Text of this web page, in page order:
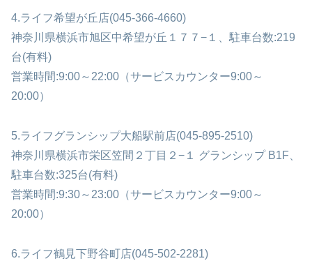
4.ライフ希望が丘店(045-366-4660)
神奈川県横浜市旭区中希望が丘１７７−１、駐車台数:219
台(有料)
営業時間:9:00～22:00（サービスカウンター9:00～
20:00）
5.ライフグランシップ大船駅前店(045-895-2510)
神奈川県横浜市栄区笠間２丁目２−１ グランシップ B1F、
駐車台数:325台(有料)
営業時間:9:30～23:00（サービスカウンター9:00～
20:00）
6.ライフ鶴見下野谷町店(045-502-2281)